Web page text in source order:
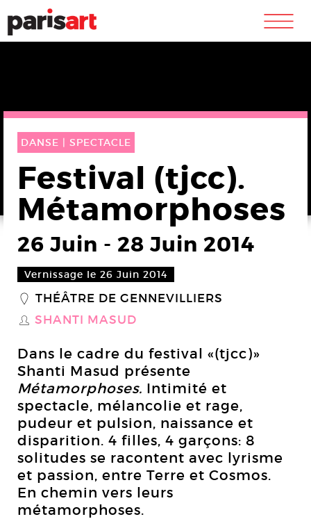
m
DANSE | SPECTACLE
Festival (tjcc).
Métamorphoses
26 Juin - 28 Juin 2014
Vernissage le 26 Juin 2014
_ THÉÂTRE DE GENNEVILLIERS
S SHANTI MASUD
Dans le cadre du festival «(tjcc)»
Shanti Masud présente
Métamorphoses. Intimité et
spectacle, mélancolie et rage,
pudeur et pulsion, naissance et
disparition. 4 filles, 4 garçons: 8
solitudes se racontent avec lyrisme
et passion, entre Terre et Cosmos.
En chemin vers leurs
métamorphoses.